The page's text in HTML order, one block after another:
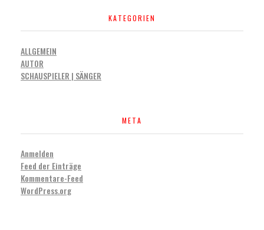
KATEGORIEN
ALLGEMEIN
AUTOR
SCHAUSPIELER | SÄNGER
META
Anmelden
Feed der Einträge
Kommentare-Feed
WordPress.org